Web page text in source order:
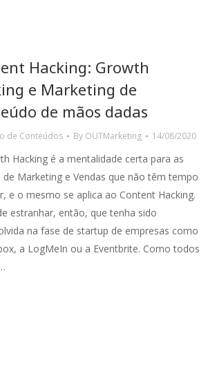
Hacking: Growth
e Marketing de
de mãos dadas
de Conteúdos By OUTMarketing 14/08/2020
Hacking é a mentalidade certa para as
de Marketing e Vendas que não têm tempo
e o mesmo se aplica ao Content Hacking.
estranhar, então, que tenha sido
na fase de startup de empresas como
a LogMeIn ou a Eventbrite. Como todos
com uma
tem sido uma
poucas palavras
OUTMarketing uma
atenta e focada
O resultado
mas com
enquanto
bastante bem-sucedida,
contribuído para a
marketing. Além disso, a
demonstrado uma
flexibilidade notáveis,
interesses da Visor.ai. Esta